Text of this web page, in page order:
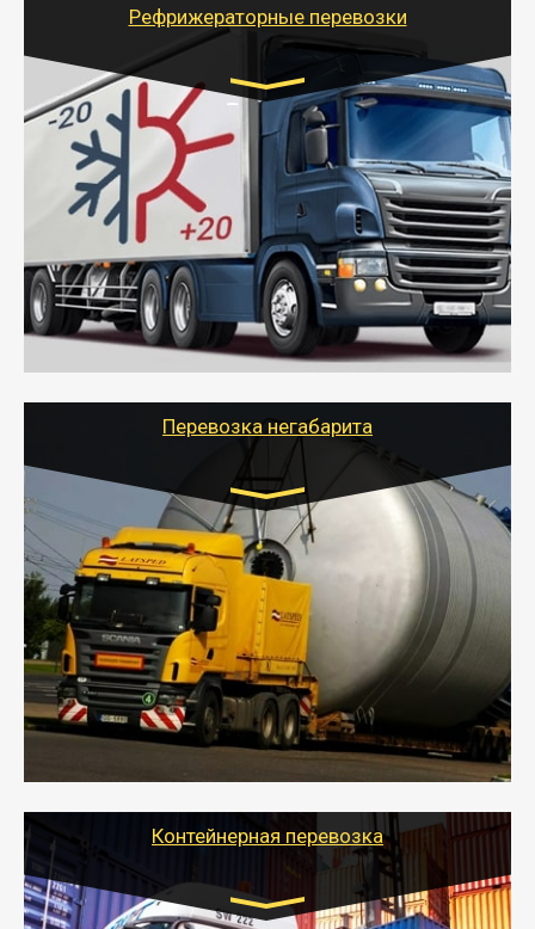
Рефрижераторные перевозки
Транспорт:
Газель (1,5 и 3 тонны), Бычок, Еврофура от 5 до
10 тонн
от 6000 руб.
- Рефрижераторные перевозки грузов с
соблюдением температурного режима, работающим
термописцем, санитарной обработкой кузова и мед.
книжкой у водителя.
- Тайгер Логистик поможет быстро перевезти
скоропортящиеся продукты в любой город России с
Перевозка негабарита
Цена за км. Рассчитывается
индивидуально
- Перевозка техники и негабаритных грузов
осуществляется после получения разрешения на
перевозку (обычно 7-14 дней).
- Тайгер Логистик в короткие сроки поможет вам
качественно и безопасно перевезти негабаритные
грузы по всей России тралом, манипулятором и
другим транспортом и подобрать оптимальный
Контейнерная перевозка